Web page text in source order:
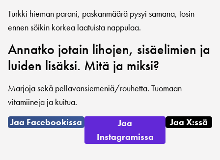
Turkki hieman parani, paskanmäärä pysyi samana, tosin
ennen söikin korkea laatuista nappulaa.
Annatko jotain lihojen, sisäelimien ja
luiden lisäksi. Mitä ja miksi?
Marjoja sekä pellavansiemeniä/rouhetta. Tuomaan
vitamiineja ja kuitua.
Jaa Facebookissa
Jaa
Instagramissa
Jaa X:ssä